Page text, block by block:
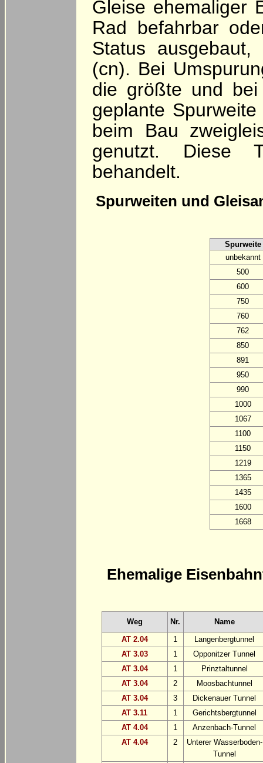
Gleise ehemaliger
Rad befahrbar
Status
(cn). Bei
die größte und bei
geplante
beim Bau
genutzt. Diese
behandelt.
Spurweiten und
Spurweite
unbekannt
500
600
750
760
762
850
891
950
990
1000
1067
1100
1150
1219
1365
1435
1600
1668
Ehemalige
Weg Nr.
Name
AT 2.04
1
Langenbergtunnel
AT 3.03
1
Opponitzer Tunnel
AT 3.04
1
Prinztaltunnel
AT 3.04
2
Moosbachtunnel
AT 3.04
3
Dickenauer Tunnel
AT 3.11
1
Gerichtsbergtunnel
AT 4.04
1
Anzenbach-Tunnel
AT 4.04
2
Unterer Wasserboden-
Tunnel